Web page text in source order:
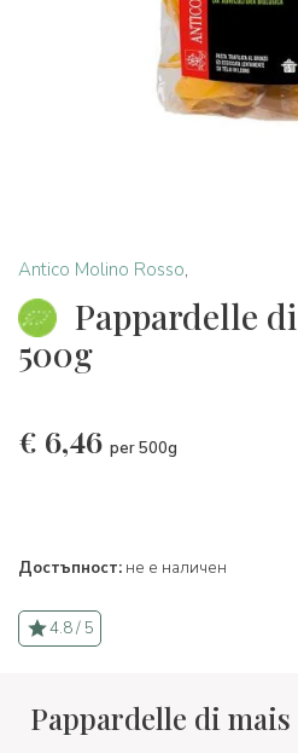
Antico Molino Rosso,
Pappardelle
500g
€ 6,46 per 500g
Достъпност: не е наличен
4.8 / 5
Pappardelle di